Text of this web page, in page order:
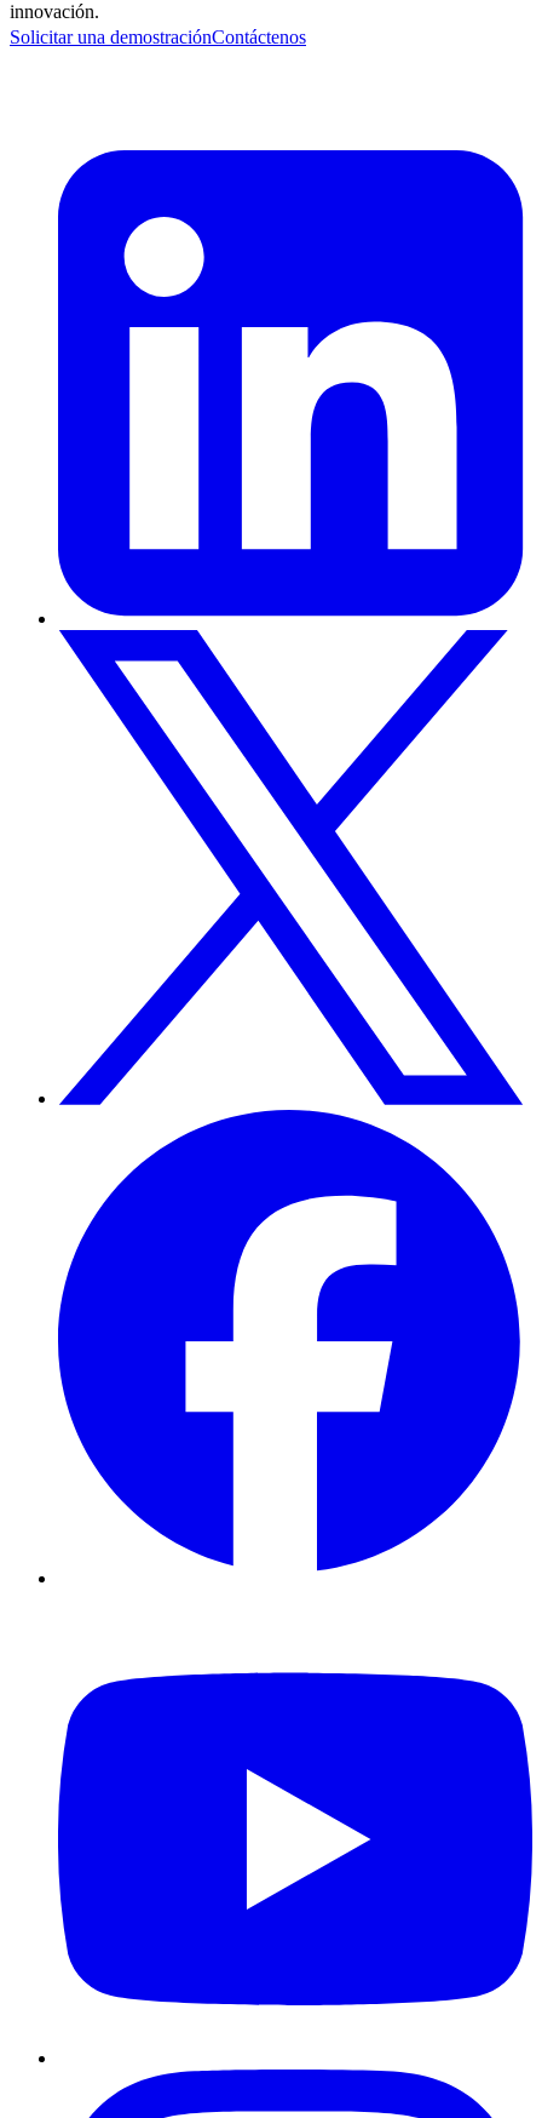
innovación.
Solicitar una demostraciónContáctenos